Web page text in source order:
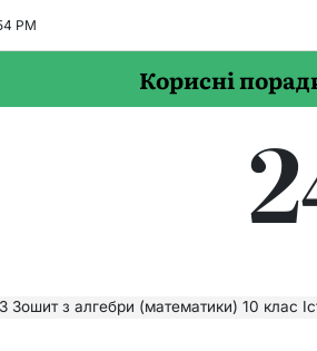
PM
Корисні
з алгебри (математики) 10 клас Істер